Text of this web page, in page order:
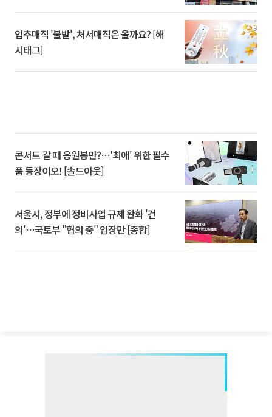
입추매직 '불발', 처서매직은 올까요? [해
시태그]
콘서트 갈 때 응원봉만?⋯'최애' 위한 필수
품 등장이오! [솔드아웃]
서울시, 정부에 정비사업 규제 완화 '건
의'⋯국토부 "협의 중" 입장만 [종합]